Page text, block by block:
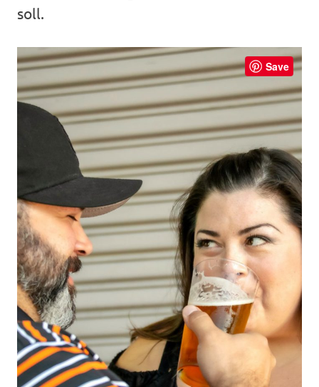
soll.
Save